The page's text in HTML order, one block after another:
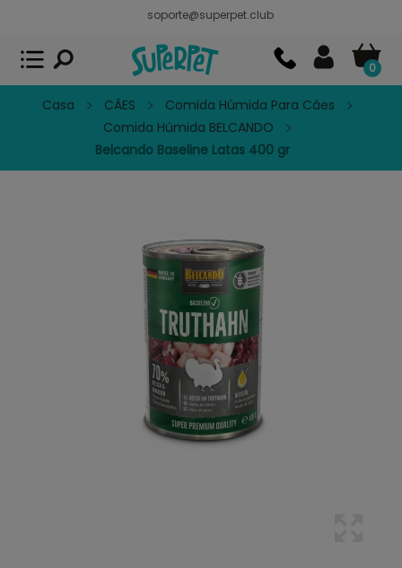
soporte@superpet.club
0
Casa CÃES
Comida Húmida Para Câes
Comida Húmida BELCANDO
Belcando Baseline Latas 400 gr
Superpet, comida para mascotas
APP GRATIS - En Google Play